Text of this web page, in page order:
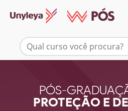
PÓS-
PROTEÇÃO E
Mais